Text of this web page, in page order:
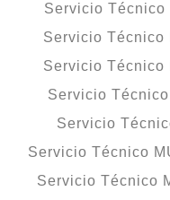
Servicio Técnico
Servicio Técnico
Servicio Técnico
Servicio
Servicio
Servicio Técnico
Servicio Técnico